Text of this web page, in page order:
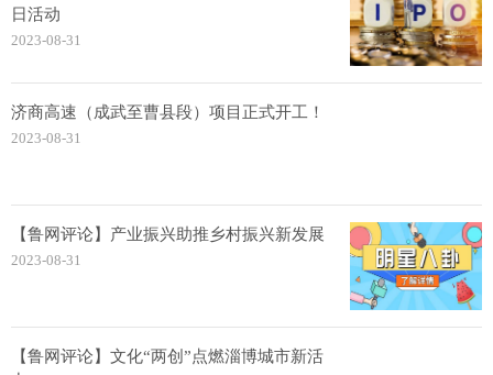
日活动
2023-08-31
济商高速（成武至曹县段）项目正式开工！
2023-08-31
【鲁网评论】产业振兴助推乡村振兴新发展
2023-08-31
【鲁网评论】文化“两创”点燃淄博城市新活